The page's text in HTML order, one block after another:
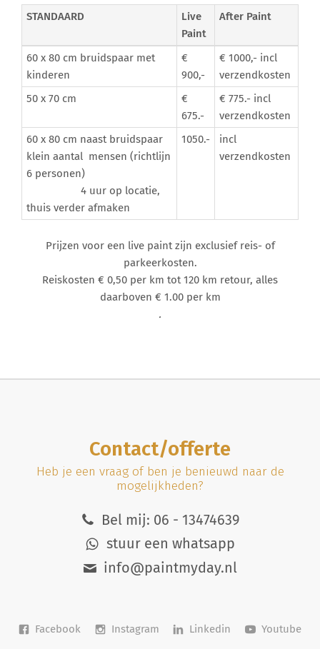
STANDAARD
Live
Paint
After Paint
60 x 80 cm bruidspaar met
kinderen
€
900,-
€ 1000,- incl
verzendkosten
50 x 70 cm
€
675.-
€ 775.- incl
verzendkosten
60 x 80 cm naast bruidspaar
klein aantal mensen (richtlijn
6 personen)
4 uur op locatie,
thuis verder afmaken
1050.-
incl
verzendkosten
Prijzen voor een live paint zijn exclusief reis- of
parkeerkosten.
Reiskosten € 0,50 per km tot 120 km retour, alles
daarboven € 1.00 per km
.
Contact/offerte
Heb je een vraag of ben je benieuwd naar de
mogelijkheden?
Bel mij: 06 - 13474639
stuur een whatsapp
info@paintmyday.nl
Facebook Instagram Linkedin Youtube